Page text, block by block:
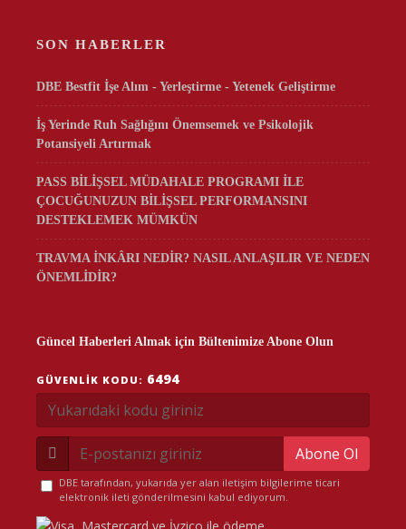
SON HABERLER
DBE Bestfit İşe Alım - Yerleştirme - Yetenek Geliştirme
İş Yerinde Ruh Sağlığını Önemsemek ve Psikolojik
Potansiyeli Artırmak
PASS BİLİŞSEL MÜDAHALE PROGRAMI İLE
ÇOCUĞUNUZUN BİLİŞSEL PERFORMANSINI
DESTEKLEMEK MÜMKÜN
TRAVMA İNKÂRI NEDİR? NASIL ANLAŞILIR VE NEDEN
ÖNEMLİDİR?
Güncel Haberleri Almak için Bültenimize Abone Olun
GÜVENLIK KODU: 6494
Abone Ol
DBE tarafından, yukarıda yer alan iletişim bilgilerime ticari
elektronik ileti gönderilmesini kabul ediyorum.